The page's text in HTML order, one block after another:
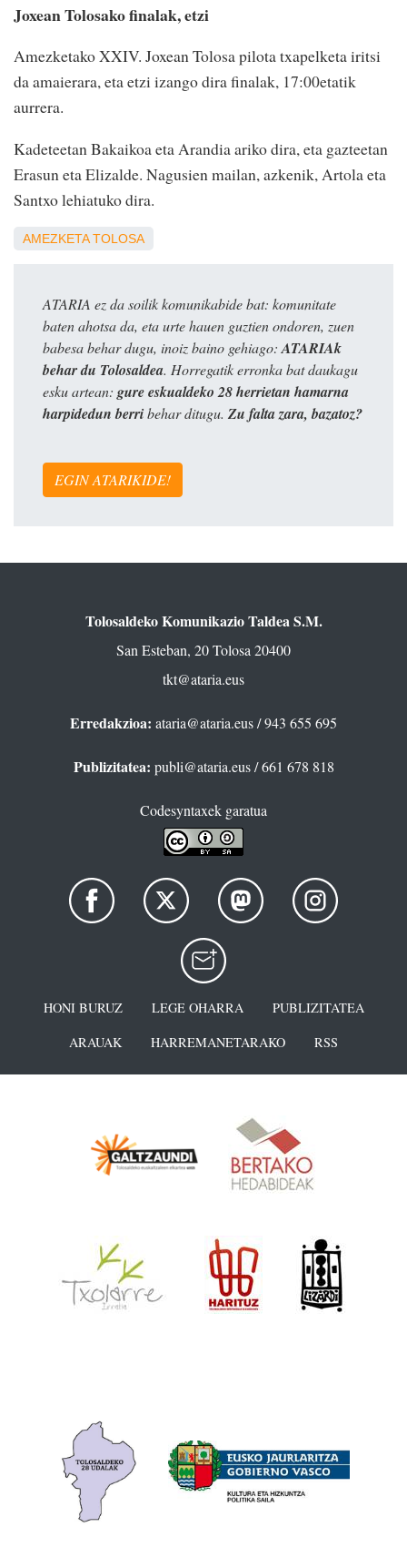
Joxean Tolosako finalak, etzi
Amezketako XXIV. Joxean Tolosa pilota txapelketa iritsi
da amaierara, eta etzi izango dira finalak, 17:00etatik
aurrera.
Kadeteetan Bakaikoa eta Arandia ariko dira, eta gazteetan
Erasun eta Elizalde. Nagusien mailan, azkenik, Artola eta
Santxo lehiatuko dira.
AMEZKETA TOLOSA
ATARIA ez da soilik komunikabide bat: komunitate
baten ahotsa da, eta urte hauen guztien ondoren, zuen
babesa behar dugu, inoiz baino gehiago:ATARIAk
behar du Tolosaldea. Horregatik erronka bat daukagu
esku artean: gure eskualdeko 28 herrietan hamarna
harpidedun berribehar ditugu. Zu falta zara, bazatoz?
EGIN ATARIKIDE!
Tolosaldeko Komunikazio Taldea S.M.
San Esteban, 20 Tolosa 20400
tkt@ataria.eus
Erredakzioa: ataria@ataria.eus/ 943 655 695
Publizitatea: publi@ataria.eus/ 661 678 818
Codesyntaxek garatua
HONI BURUZ LEGE OHARRA
PUBLIZITATEA
ARAUAK
HARREMANETARAKO RSS